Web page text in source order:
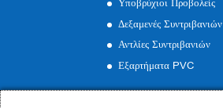
Υποβρύχιοι Προβολείς
Δεξαμενές Συντριβανιών
Αντλίες Συντριβανιών
Εξαρτήματα PVC